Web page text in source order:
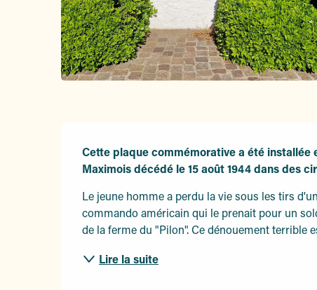
Cette plaque commémorative a été installée
Maximois décédé le 15 août 1944 dans des
Le jeune homme a perdu la vie sous les tirs
commando américain qui le prenait pour un
de la ferme du "Pilon". Ce dénouement terrible
Lire la suite